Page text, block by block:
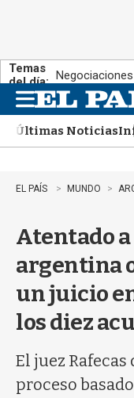
Temas
del día: Negociaciones
n
uÚltimas Noticias
EL PAÍS MUNDO
Atentado
argentina
un juicio
los diez
El juez
proceso